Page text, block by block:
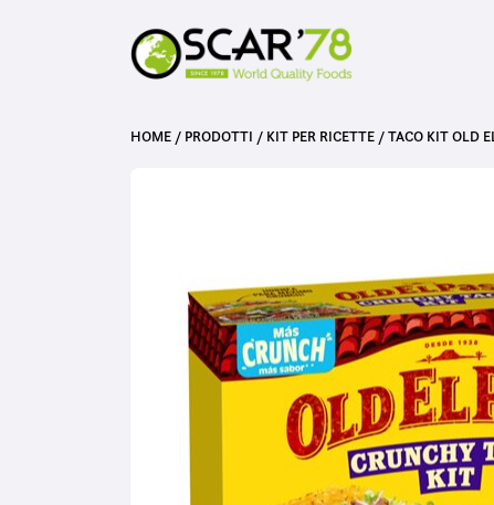
HOME / PRODOTTI / KIT PER RICETTE /TACO KIT OLD